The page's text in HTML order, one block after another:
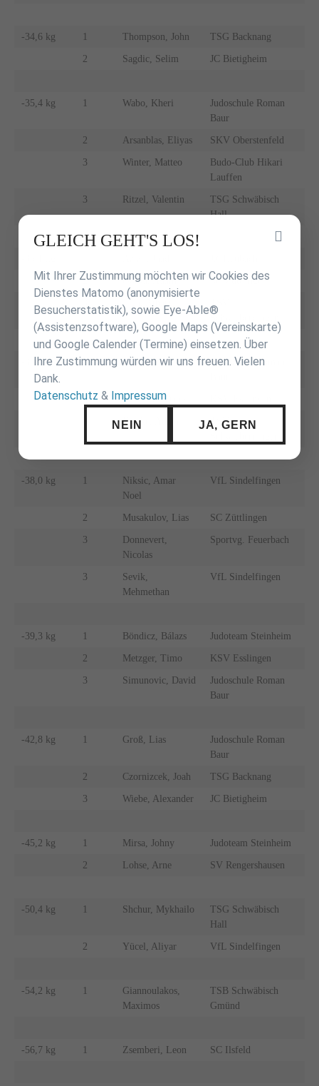
-34,6 kg 1 Thompson, John TSG Backnang
2 Sagdic, Selim JC Bietigheim
-35,4 kg 1 Wabo, Kheri
Judoschule Roman
Baur
2 Arsanblas, Eliyas SKV Oberstenfeld
3 Winter, Matteo
Budo-Club Hikari
Lauffen
3 Ritzel, Valentin
TSG Schwäbisch
Hall
2 Görka, Adam SC Züttlingen
Joga, Atharv
Schwieberdingen
-36,7 kg 1 Frisch, Lorenz
Judoschule Roman
2 Solodkyi, Danis
Kricke, Adam
TSV
-38,0 kg 1
Niksic, Amar
Noel
VfL Sindelfingen
2 Musakulov, Lias SC Züttlingen
3
Donnevert,
Nicolas
Sportvg. Feuerbach
3
Sevik,
Mehmethan
VfL Sindelfingen
-39,3 kg 1 Böndicz, Bálazs Judoteam Steinheim
2 Metzger, Timo KSV Esslingen
3 Simunovic, David
Judoschule Roman
Baur
-42,8 kg 1 Groß, Lias
Judoschule Roman
Baur
2 Czornizcek, Joah TSG Backnang
3 Wiebe, Alexander JC Bietigheim
-45,2 kg 1 Mirsa, Johny Judoteam Steinheim
2 Lohse, Arne SV Rengershausen
-50,4 kg 1 Shchur, Mykhailo
TSG Schwäbisch
Hall
2 Yücel, Aliyar VfL Sindelfingen
-54,2 kg 1
Giannoulakos,
Maximos
TSB Schwäbisch
Gmünd
-56,7 kg 1 Zsemberi, Leon SC Ilsfeld
Inhalt
GLEICH GEHT'S LOS!
Mit Ihrer Zustimmung möchten wir Cookies des
Dienstes Matomo (anonymisierte
Besucherstatistik), sowie Eye-Able®
(Assistenzsoftware), Google Maps (Vereinskarte)
und Google Calender (Termine) einsetzen. Über
Ihre Zustimmung würden wir uns freuen. Vielen
Dank.
Datenschutz & Impressum
NEIN JA, GERN